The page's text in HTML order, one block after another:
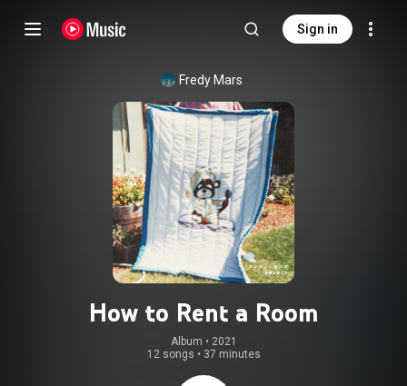
Sign in
Fredy Mars
How to Rent a Room
Album • 2021
12 songs • 37 minutes